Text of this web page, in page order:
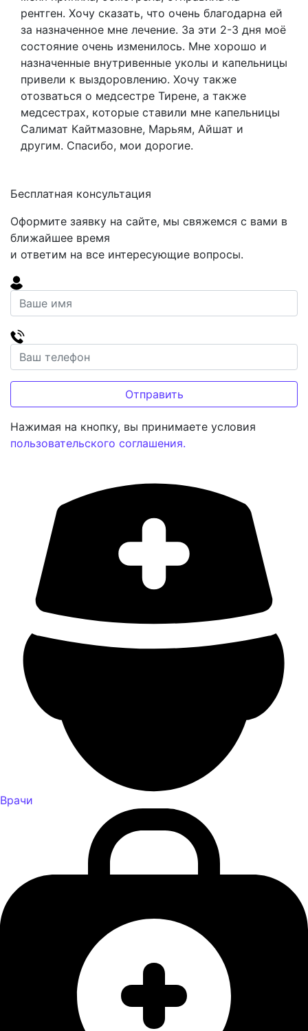
рентген. Хочу сказать, что очень благодарна ей
за назначенное мне лечение. За эти 2-3 дня моё
состояние очень изменилось. Мне хорошо и
назначенные внутривенные уколы и капельницы
привели к выздоровлению. Хочу также
отозваться о медсестре Тирене, а также
медсестрах, которые ставили мне капельницы
Салимат Кайтмазовне, Марьям, Айшат и
другим. Спасибо, мои дорогие.
Бесплатная консультация
Оформите заявку на сайте, мы свяжемся с вами в
ближайшее время
и ответим на все интересующие вопросы.
Нажимая на кнопку, вы принимаете условия
пользовательского соглашения.
Врачи